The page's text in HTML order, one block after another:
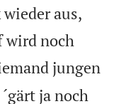
aus,
wird noch
jungen
ja noch